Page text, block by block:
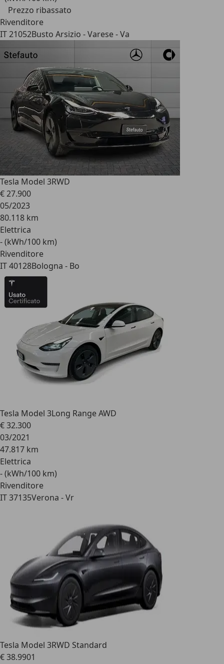
Prezzo ribassato
Rivenditore
IT 21052Busto Arsizio - Varese - Va
Tesla Model 3RWD
€ 27.900
05/2023
80.118 km
Elettrica
- (kWh/100 km)
Rivenditore
IT 40128Bologna - Bo
Tesla Model 3Long Range AWD
€ 32.300
03/2021
47.817 km
Elettrica
- (kWh/100 km)
Rivenditore
IT 37135Verona - Vr
Tesla Model 3RWD Standard
€ 38.9901